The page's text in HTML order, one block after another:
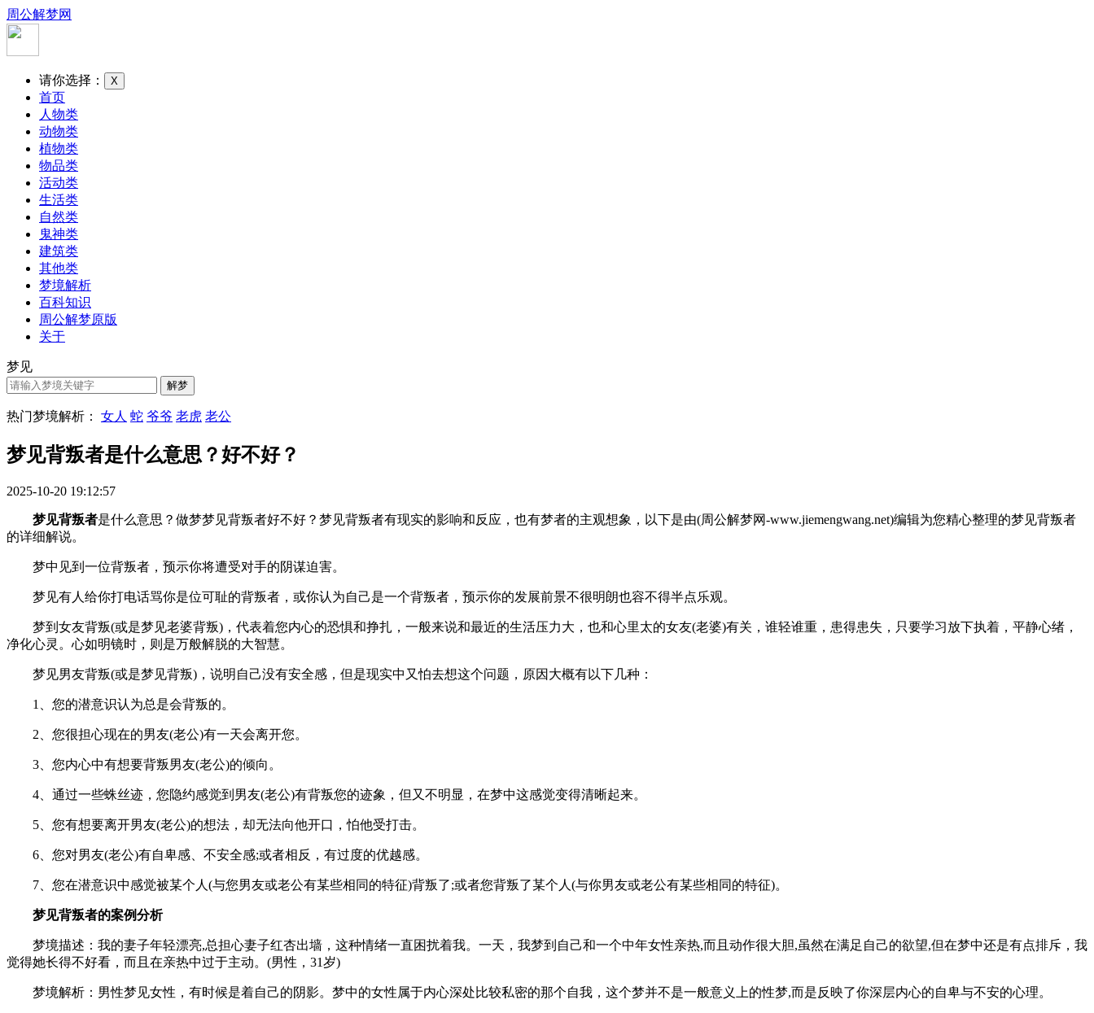
周公解梦网
请你选择： X
首页
人物类
动物类
植物类
物品类
活动类
生活类
自然类
鬼神类
建筑类
其他类
梦境解析
百科知识
周公解梦原版
关于
梦见
热门梦境解析： 女人 蛇 爷爷 老虎 老公
梦见背叛者是什么意思？好不好？
2025-10-20 19:12:57
梦见背叛者是什么意思？做梦梦见背叛者好不好？梦见背叛者有现实的影响和反应，也有梦者的主观想象，以下是由(周公解梦网-www.jiemengwang.net)编辑为您精心整理的梦见背叛者
的详细解说。
梦中见到一位背叛者，预示你将遭受对手的阴谋迫害。
梦见有人给你打电话骂你是位可耻的背叛者，或你认为自己是一个背叛者，预示你的发展前景不很明朗也容不得半点乐观。
梦到女友背叛(或是梦见老婆背叛)，代表着您内心的恐惧和挣扎，一般来说和最近的生活压力大，也和心里太的女友(老婆)有关，谁轻谁重，患得患失，只要学习放下执着，平静心绪，
净化心灵。心如明镜时，则是万般解脱的大智慧。
梦见男友背叛(或是梦见背叛)，说明自己没有安全感，但是现实中又怕去想这个问题，原因大概有以下几种：
1、您的潜意识认为总是会背叛的。
2、您很担心现在的男友(老公)有一天会离开您。
3、您内心中有想要背叛男友(老公)的倾向。
4、通过一些蛛丝迹，您隐约感觉到男友(老公)有背叛您的迹象，但又不明显，在梦中这感觉变得清晰起来。
5、您有想要离开男友(老公)的想法，却无法向他开口，怕他受打击。
6、您对男友(老公)有自卑感、不安全感;或者相反，有过度的优越感。
7、您在潜意识中感觉被某个人(与您男友或老公有某些相同的特征)背叛了;或者您背叛了某个人(与你男友或老公有某些相同的特征)。
梦见背叛者的案例分析
梦境描述：我的妻子年轻漂亮,总担心妻子红杏出墙，这种情绪一直困扰着我。一天，我梦到自己和一个中年女性亲热,而且动作很大胆,虽然在满足自己的欲望,但在梦中还是有点排斥，我
觉得她长得不好看，而且在亲热中过于主动。(男性，31岁)
梦境解析：男性梦见女性，有时候是着自己的阴影。梦中的女性属于内心深处比较私密的那个自我，这个梦并不是一般意义上的性梦,而是反映了你深层内心的自卑与不安的心理。